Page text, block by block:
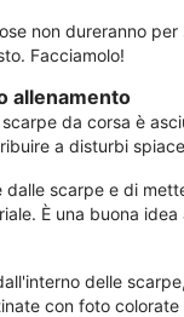
non dureranno
Facciamolo!
allenamento
da corsa è
a disturbi
scarpe e di
È una buona
delle
con foto